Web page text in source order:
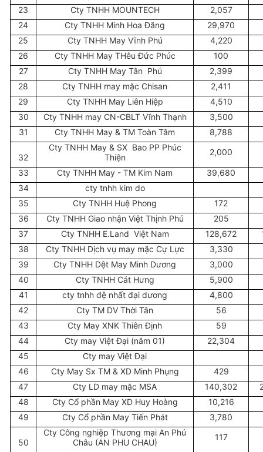
23
Cty TNHH MOUNTECH
2,057
24
Cty TNHH Minh Hoa Đăng
29,970
25
Cty TNHH May Vĩnh Phú
4,220
26
Cty TNHH May THêu Đức Phúc
100
27
Cty TNHH May Tân Phú 2,399
28
Cty TNHH may mặc Chisan
2,411
29
Cty TNHH May Liên Hiệp
4,510
30
Cty TNHH may CN-CBLT Vĩnh Thạnh
3,500
31
Cty TNHH May & TM Toàn Tâm 8,788
32
Cty TNHH May & SX Bao PP Phúc
Thiện
2,000
33 Cty TNHH May - TM Kim Nam
39,680
34
cty tnhh kim do
35
Cty TNHH Huệ Phong
172
36
Cty TNHH Giao nhận Việt Thịnh Phú
205
37
Cty TNHH E.Land Việt Nam 128,672
38
Cty TNHH Dịch vụ may mặc Cự Lực
3,330
39
Cty TNHH Dệt May Minh Dương
3,000
40
Cty TNHH Cát Hưng 5,900
41
cty tnhh đệ nhất đại dương
4,800
42
Cty TM DV Thời Tân
56
43
Cty May XNK Thiên Định 59
44
Cty may Việt Đại (năm 01)
22,304
45
Cty may Việt Đại
46
Cty May Sx TM & XD Minh Phụng
429
47
Cty LD may mặc MSA 140,302
48
Cty Cổ phần May XD Huy Hoàng
10,216
49
Cty Cổ phần May Tiến Phát 3,780
50
Cty Công nghiệp Thương mại An Phú
Châu (AN PHU CHAU)
117